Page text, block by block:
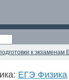
к
ЕГЭ Физика